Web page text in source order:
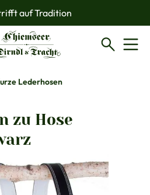
auf Tradition
Lederhosen
zu Hose